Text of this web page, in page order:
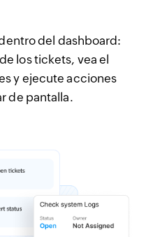
del dashboard:
los tickets, vea el
y ejecute acciones
de pantalla.